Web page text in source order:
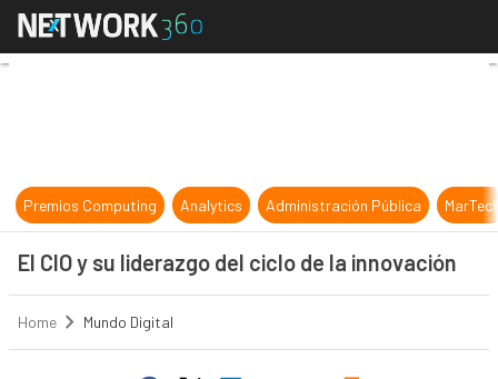
El CIO y su liderazgo del ciclo de
Premios Computing Analytics Administración Pública
El CIO y su liderazgo del ciclo de la innovación
Home Mundo Digital